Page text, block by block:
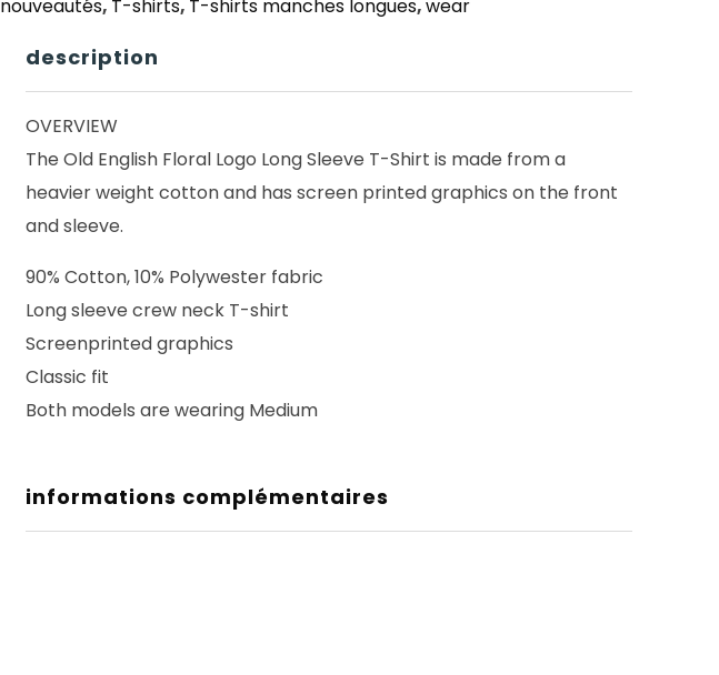
ENGLISH
FLORAL
LOGO
Athletic
nouveautés, T-shirts, T-shirts manches longues,wear
description
OVERVIEW
The Old English Floral Logo Long Sleeve T-Shirt is made from a
heavier weight cotton and has screen printed graphics on the front
and sleeve.
90% Cotton, 10% Polywester fabric
Long sleeve crew neck T-shirt
Screenprinted graphics
Classic fit
Both models are wearing Medium
informations complémentaires